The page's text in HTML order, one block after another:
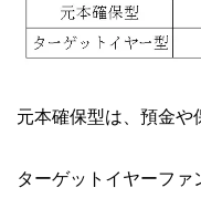
元本確保型は、預金や
ターゲットイヤーファ